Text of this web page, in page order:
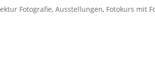
Fotografie,Ausstellungen, Fotokurs mit